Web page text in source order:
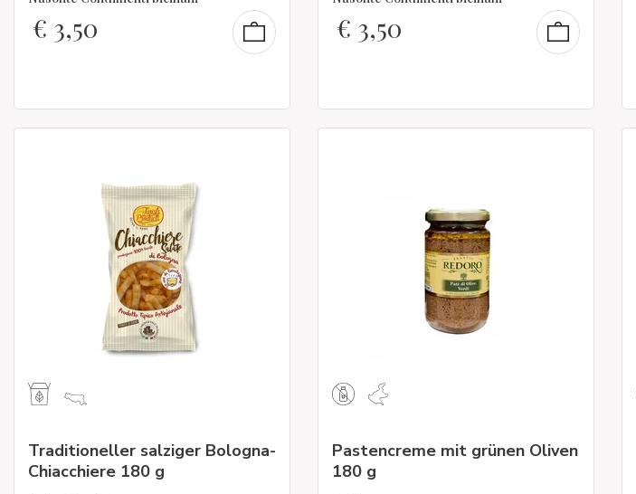
€ 3,50 € 3,50
Traditioneller salziger Bologna-
Chiacchiere 180 g
Pastencreme mit grünen Oliven
180 g